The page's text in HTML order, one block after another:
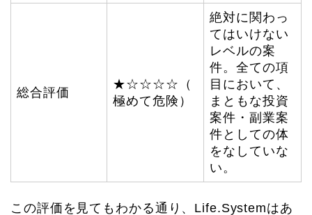
総合評価
★☆☆☆☆（
極めて危険）
絶対に関わっ
てはいけない
レベルの案
件。全ての項
目において、
まともな投資
案件・副業案
件としての体
をなしていな
い。
この評価を見てもわかる通り、Life.Systemはあ